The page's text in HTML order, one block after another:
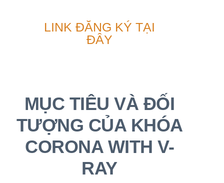
LINK ĐĂNG KÝ TẠI
ĐÂY
MỤC TIÊU VÀ ĐỐI
TƯỢNG CỦA KHÓA
CORONA WITH V-
RAY